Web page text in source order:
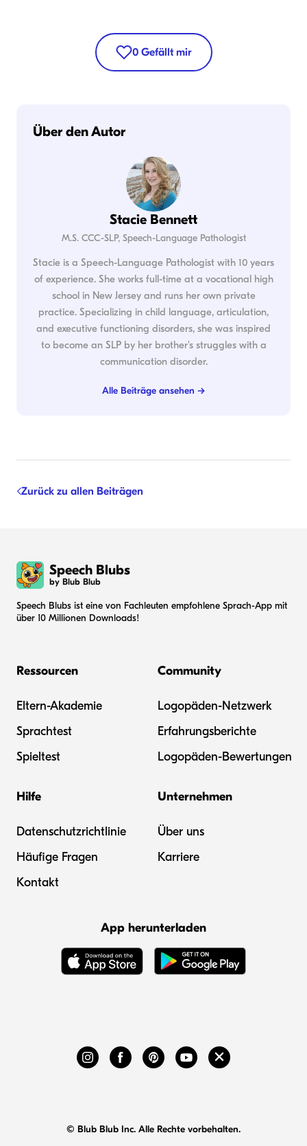
0 Gefällt mir
Über den Autor
Stacie Bennett
M.S. CCC-SLP, Speech-Language Pathologist
Stacie is a Speech-Language Pathologist with 10 years
of experience. She works full-time at a vocational high
school in New Jersey and runs her own private
practice. Specializing in child language, articulation,
and executive functioning disorders, she was inspired
to become an SLP by her brother's struggles with a
communication disorder.
Alle Beiträge ansehen →
Zurück zu allen Beiträgen
Speech Blubs
by Blub Blub
Speech Blubs ist eine von Fachleuten empfohlene Sprach-App mit
über 10 Millionen Downloads!
Ressourcen
Eltern-Akademie
Sprachtest
Spieltest
Community
Logopäden-Netzwerk
Erfahrungsberichte
Logopäden-Bewertungen
Hilfe
Datenschutzrichtlinie
Häufige Fragen
Kontakt
Unternehmen
Über uns
Karriere
App herunterladen
© Blub Blub Inc. Alle Rechte vorbehalten.